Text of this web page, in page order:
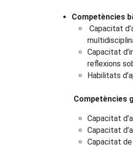
Competències
Capacitat
Capacitat
reflexions
Habilitats
Competències
Capacitat
Capacitat
Capacitat de